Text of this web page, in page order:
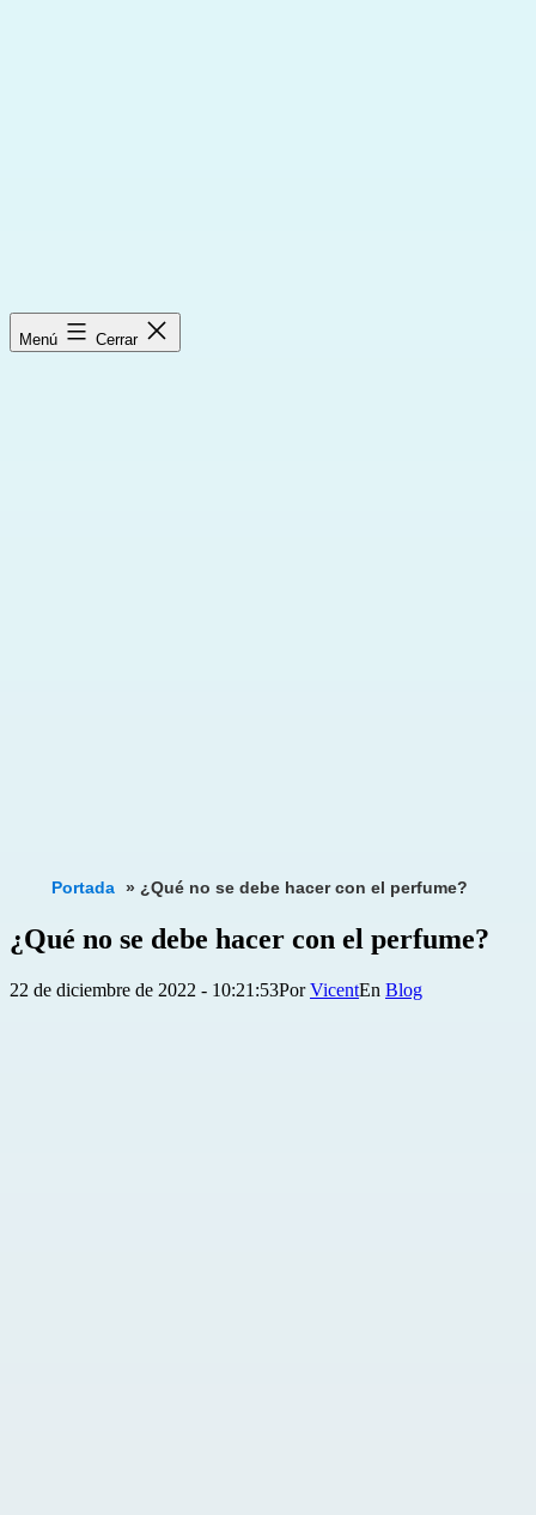
Menú Cerrar
Portada » ¿Qué no se debe hacer con el perfume?
¿Qué no se debe hacer con el perfume?
Publicada
22 de diciembre de 2022 - 10:21:53PorVicent
Categorizado
Blog